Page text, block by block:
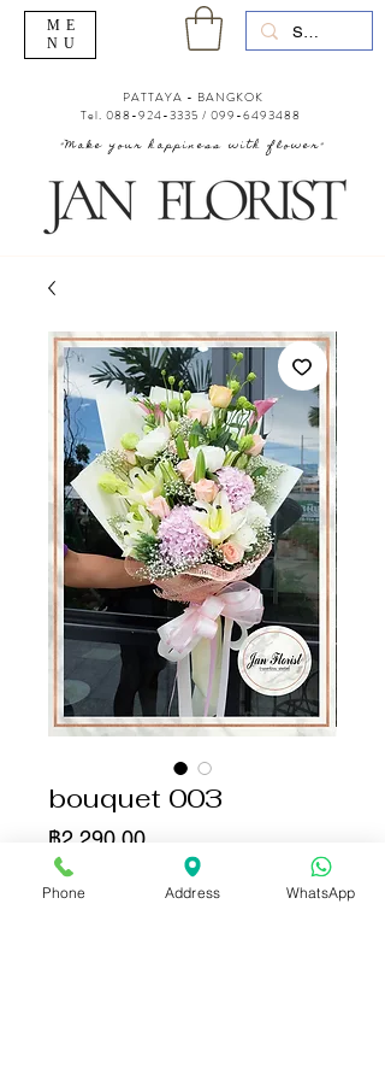
"Make your happiness with flower"
PATTAYA - BANGKOK
Tel. 088-924-3335 / 099-6493488
ME
NU
bouquet 003
฿2,290.00ราคา
จำนวน
Phone Address WhatsApp